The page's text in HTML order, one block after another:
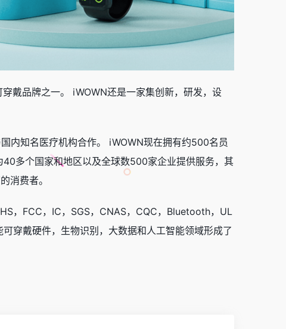
戴品牌之一。 iWOWN还是一家集创新，研发，设
内知名医疗机构合作。 iWOWN现在拥有约500名员
多个国家和地区以及全球数500家企业提供服务，其
消费者。
，FCC，IC，SGS，CNAS，CQC，Bluetooth，UL
穿戴硬件，生物识别，大数据和人工智能领域形成了